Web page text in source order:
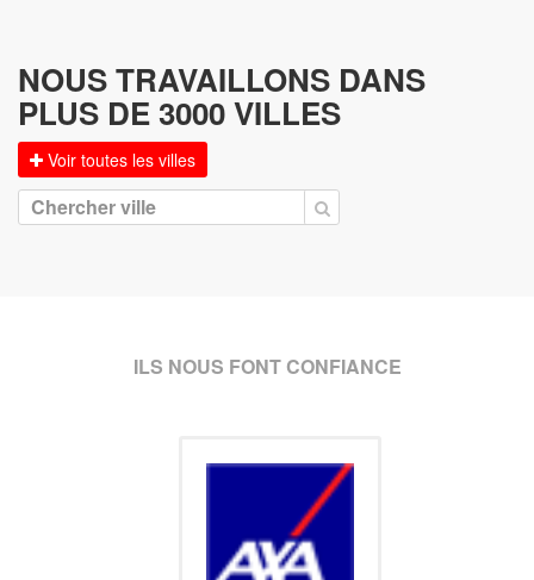
NOUS TRAVAILLONS DANS
PLUS DE 3000 VILLES
Voir toutes les villes
ILS NOUS FONT CONFIANCE